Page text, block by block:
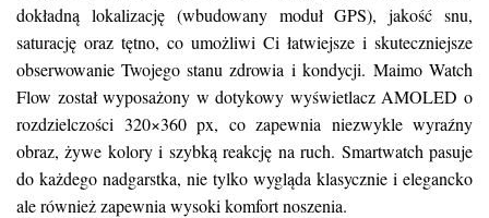
dokładną lokalizację (wbudowany moduł GPS), jakość snu,
saturację oraz tętno, co umożliwi Ci łatwiejsze i skuteczniejsze
obserwowanie Twojego stanu zdrowia i kondycji. Maimo Watch
Flow został wyposażony w dotykowy wyświetlacz AMOLED o
rozdzielczości 320×360 px, co zapewnia niezwykle wyraźny
obraz, żywe kolory i szybką reakcję na ruch. Smartwatch pasuje
do każdego nadgarstka, nie tylko wygląda klasycznie i elegancko
ale również zapewnia wysoki komfort noszenia.